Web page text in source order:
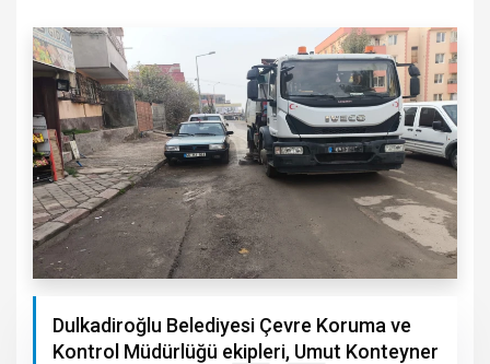
Dulkadiroğlu Belediyesi Çevre Koruma ve
Kontrol Müdürlüğü ekipleri, Umut Konteyner